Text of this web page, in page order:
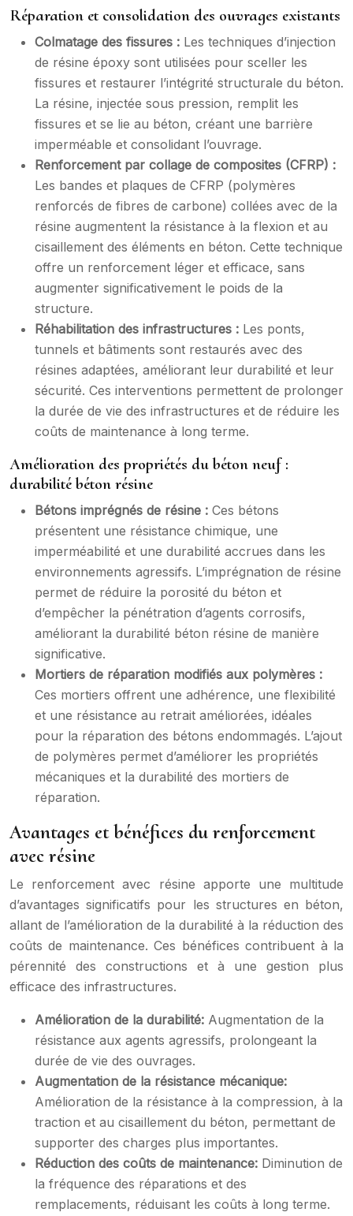
Réparation et consolidation des ouvrages existants
Colmatage des fissures : Les techniques d’injection
de résine époxy sont utilisées pour sceller les
fissures et restaurer l’intégrité structurale du béton.
La résine, injectée sous pression, remplit les
fissures et se lie au béton, créant une barrière
imperméable et consolidant l’ouvrage.
Renforcement par collage de composites (CFRP) :
Les bandes et plaques de CFRP (polymères
renforcés de fibres de carbone) collées avec de la
résine augmentent la résistance à la flexion et au
cisaillement des éléments en béton. Cette technique
offre un renforcement léger et efficace, sans
augmenter significativement le poids de la
structure.
Réhabilitation des infrastructures : Les ponts,
tunnels et bâtiments sont restaurés avec des
résines adaptées, améliorant leur durabilité et leur
sécurité. Ces interventions permettent de prolonger
la durée de vie des infrastructures et de réduire les
coûts de maintenance à long terme.
Amélioration des propriétés du béton neuf :
durabilité béton résine
Bétons imprégnés de résine : Ces bétons
présentent une résistance chimique, une
imperméabilité et une durabilité accrues dans les
environnements agressifs. L’imprégnation de résine
permet de réduire la porosité du béton et
d’empêcher la pénétration d’agents corrosifs,
améliorant la durabilité béton résine de manière
significative.
Mortiers de réparation modifiés aux polymères :
Ces mortiers offrent une adhérence, une flexibilité
et une résistance au retrait améliorées, idéales
pour la réparation des bétons endommagés. L’ajout
de polymères permet d’améliorer les propriétés
mécaniques et la durabilité des mortiers de
réparation.
Avantages et bénéfices du renforcement
avec résine
Le renforcement avec résine apporte une multitude
d’avantages significatifs pour les structures en béton,
allant de l’amélioration de la durabilité à la réduction des
coûts de maintenance. Ces bénéfices contribuent à la
pérennité des constructions et à une gestion plus
efficace des infrastructures.
Amélioration de la durabilité: Augmentation de la
résistance aux agents agressifs, prolongeant la
durée de vie des ouvrages.
Augmentation de la résistance mécanique:
Amélioration de la résistance à la compression, à la
traction et au cisaillement du béton, permettant de
supporter des charges plus importantes.
Réduction des coûts de maintenance: Diminution de
la fréquence des réparations et des
remplacements, réduisant les coûts à long terme.